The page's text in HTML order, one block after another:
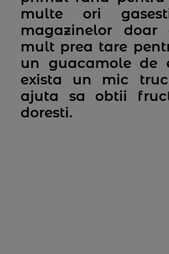
multe ori
magazinelor doar
mult prea tare
un guacamole de
exista un mic
ajuta sa obtii
doresti.